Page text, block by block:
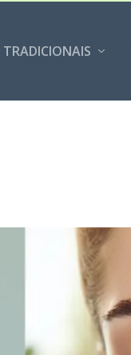
TRADICIONAIS